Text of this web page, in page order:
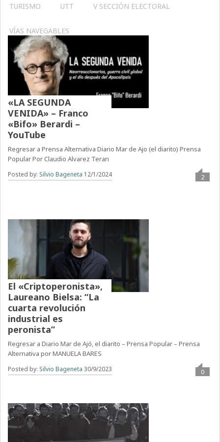
TURISMO UTT V SECCIÓN ELECTORAL
VÍAS NAVEGABLES
«LA SEGUNDA
VENIDA» – Franco
«Bifo» Berardi –
YouTube
Regresar a Prensa Alternativa Diario Mar de Ajo (el diarito) Prensa
Popular Por Claudio Alvarez Teran
Posted by: Silvio Bageneta 12/1/2024 2
El «Criptoperonista»,
Laureano Bielsa: “La
cuarta revolución
industrial es
peronista”
Regresar a Diario Mar de Ajó, el diarito – Prensa Popular – Prensa
Alternativa por MANUELA BARES
Posted by: Silvio Bageneta 30/9/2023 0